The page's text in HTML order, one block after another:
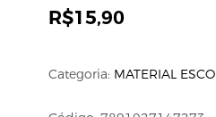
R$15,90
Categoria: MATERIAL